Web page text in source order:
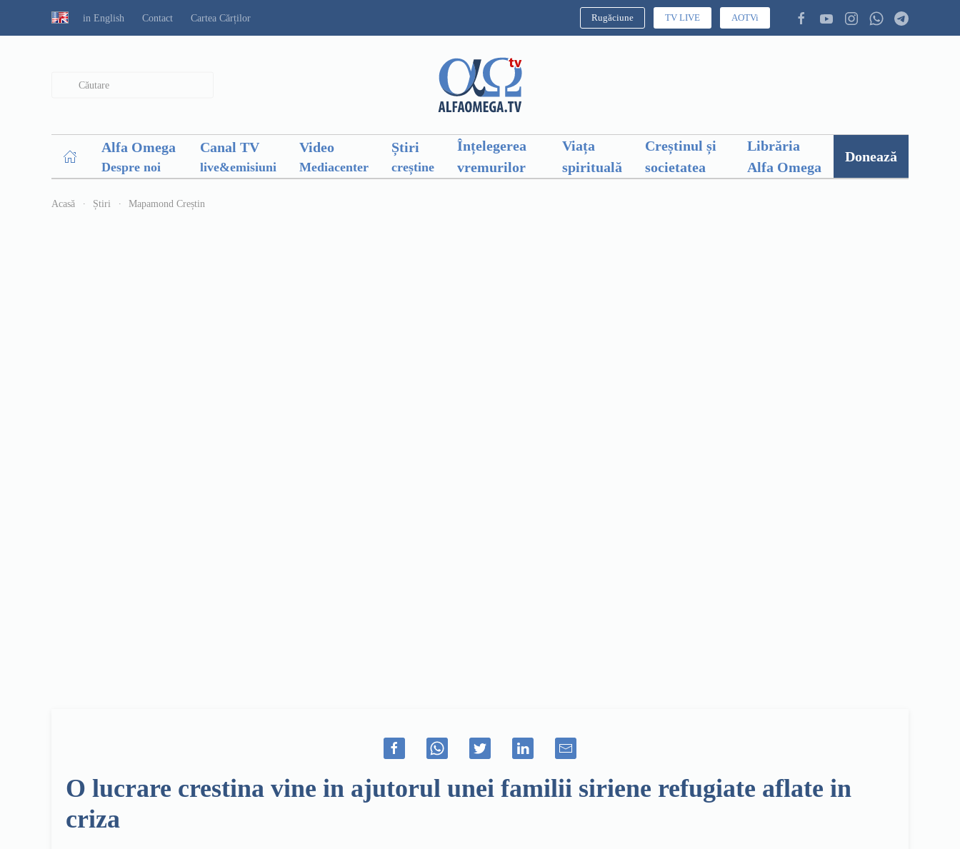
in English Contact Cartea Cărților Rugăciune TV LIVE AOTVi
Alfa Omega
Despre noi
Canal TV
live&emisiuni
Video
Mediacenter
Știri
creștine
Înțelegerea
vremurilor
Viața
spirituală
Creștinul și
societatea
Librăria
Alfa Omega
Donează
Acasă Știri Mapamond Creștin
O lucrare crestina vine in ajutorul unei familii siriene refugiate aflate in
criza